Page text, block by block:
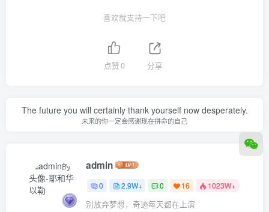
喜欢就支持一下吧
点赞0 分享
The future you will certainly thank yourself now desperately.
未来的你一定会感谢现在拼命的自己
admin
0 2.9W+ 0 16 1023W+
别放弃梦想，奇迹每天都在上演